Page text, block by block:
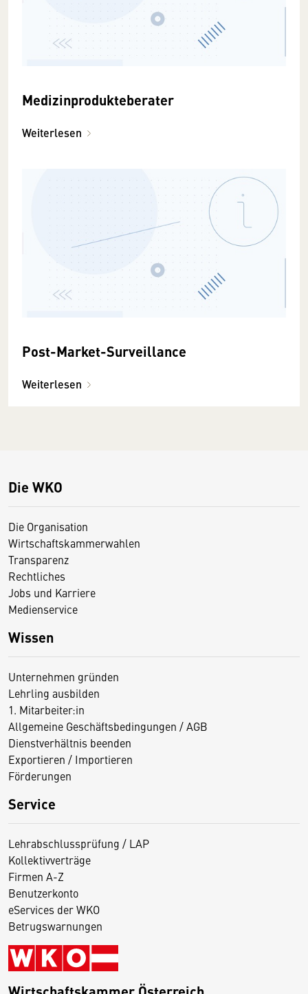
Medizinprodukteberater
Weiterlesen
Post-Market-Surveillance
Weiterlesen
Die WKO
Die Organisation
Wirtschaftskammerwahlen
Transparenz
Rechtliches
Jobs und Karriere
Medienservice
Wissen
Unternehmen gründen
Lehrling ausbilden
1. Mitarbeiter:in
Allgemeine Geschäftsbedingungen / AGB
Dienstverhältnis beenden
Exportieren / Importieren
Förderungen
Service
Lehrabschlussprüfung / LAP
Kollektivverträge
Firmen A-Z
Benutzerkonto
eServices der WKO
Betrugswarnungen